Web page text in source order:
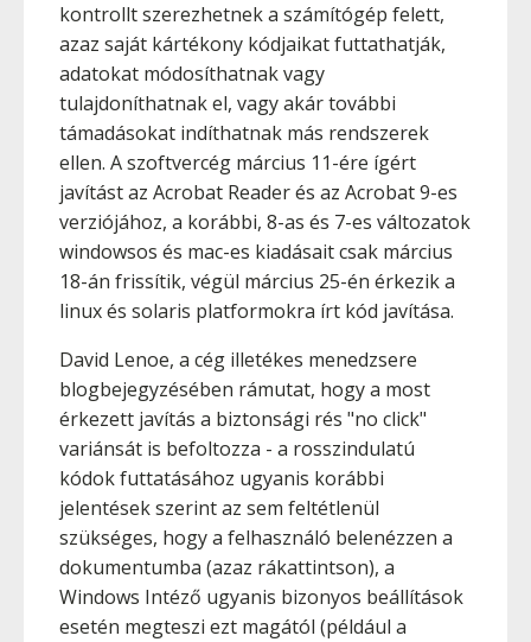
kontrollt szerezhetnek a számítógép felett,
azaz saját kártékony kódjaikat futtathatják,
adatokat módosíthatnak vagy
tulajdoníthatnak el, vagy akár további
támadásokat indíthatnak más rendszerek
ellen. A szoftvercég március 11-ére ígért
javítást az Acrobat Reader és az Acrobat 9-es
verziójához, a korábbi, 8-as és 7-es változatok
windowsos és mac-es kiadásait csak március
18-án frissítik, végül március 25-én érkezik a
linux és solaris platformokra írt kód javítása.
David Lenoe, a cég illetékes menedzsere
blogbejegyzésében rámutat, hogy a most
érkezett javítás a biztonsági rés "no click"
variánsát is befoltozza - a rosszindulatú
kódok futtatásához ugyanis korábbi
jelentések szerint az sem feltétlenül
szükséges, hogy a felhasználó belenézzen a
dokumentumba (azaz rákattintson), a
Windows Intéző ugyanis bizonyos beállítások
esetén megteszi ezt magától (például a